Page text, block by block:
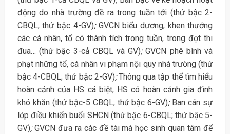
động do nhà trường đề ra trong tuần tới (thứ bậc 2-
CBQL; thứ bậc 4-GV);GVCN biểu dương, khen thưởng
các cá nhân, tổ có thành tích trong tuần, trong đợt thi
đua… (thứ bậc 3-cả CBQL và GV);GVCN phê bình và
phạt những tổ, cá nhân vi phạm nội quy nhà trường (thứ
bậc 4-CBQL; thứ bậc 2-GV);Thông qua tập thể tìm hiểu
hoàn cảnh của HS cá biệt, HS có hoàn cảnh gia đình
khó khăn (thứ bậc-5 CBQL; thứ bậc 6-GV);Ban cán sự
lớp điều khiển buổi SHCN (thứ bậc 6-CBQL; thứ bậc 5-
GV);GVCN đưa ra các đề tài mà học sinh quan tâm để